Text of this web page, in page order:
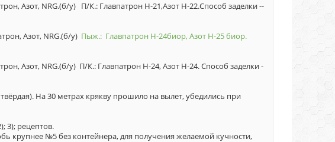
Азот, NRG.(б/у) П/К.: Главпатрон Н-21,Азот Н-22.Способ заделки --
Азот, NRG.(б/у) Пыж.: Главпатрон Н-24биор, Азот Н-25 биор.
Азот, NRG.(б/у) П/К.: Главпатрон Н-24, Азот Н-24. Способ заделки -
На 30 метрах крякву прошило на вылет, убедились при
3); рецептов.
крупнее №5 без контейнера, для получения желаемой кучности,